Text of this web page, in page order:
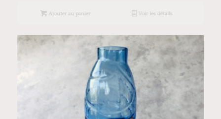
Ajouter au panier Voir les détails